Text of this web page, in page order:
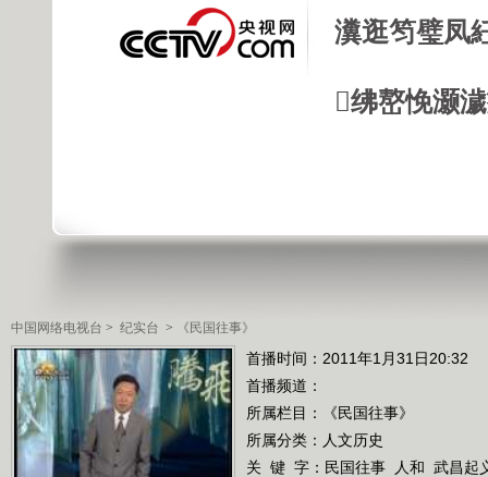
瀵逛笉璧凤
绋嶅悗灏
中国网络电视台 > 纪实台 > 《民国往事》
首播时间：2011年1月31日20:32
首播频道：
所属栏目：
《民国往事》
所属分类：人文历史
关 键 字： 民国往事 人和 武昌起